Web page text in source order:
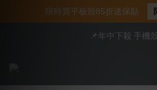
📍新客首購現折$50｜加
📍新客首購現折$50｜加
📌年中下殺 手機
會員享全館95折
限時買平板殼85折送保貼